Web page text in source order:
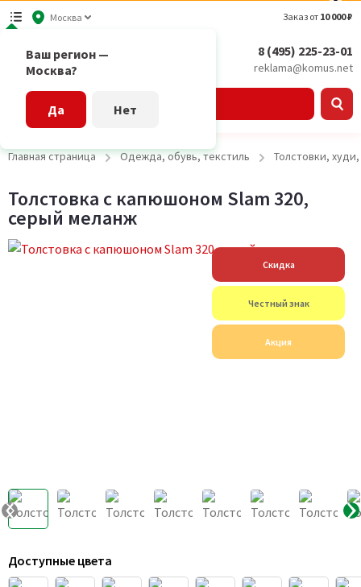
Москва
Ваш регион —
Москва?
Да Нет
Заказ от 10 000 ₽
8 (495) 225-23-01
reklama@komus.net
Главная страница Одежда, обувь, текстиль Толстовки,
Толстовка с капюшоном Slam 320,
серый меланж
Скидка
Честный знак
Акция
Доступные цвета